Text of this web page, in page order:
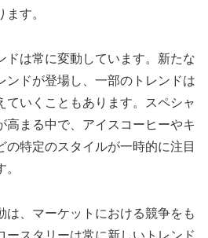
す。
ドは常に変動しています。新たな
ンドが登場し、一部のトレンドは
ていくこともあります。スペシャ
高まる中で、アイスコーヒーやキ
の特定のスタイルが一時的に注目
は、マーケットにおける競争をも
ースタリーは常に新しいトレンド